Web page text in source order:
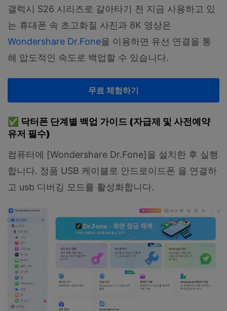
갤럭시 S26 시리즈로 갈아타기 전 지금 사용하고 있
는 휴대폰 속 초고화질 사진과 8K 영상은
Wondershare Dr.Fone을 이용하면 유선 연결을 통
해 압도적인 속도로 백업할 수 있습니다.
무료 체험하기
✅ 닥터폰 단계별 백업 가이드 (자급제 및 사전예약
유저 필수)
컴퓨터에 [Wondershare Dr.Fone]을 설치한 후 실행
합니다. 정품 USB 케이블로 안드로이드폰 을 연결하
고 usb 디버깅 모드를 활성화합니다.